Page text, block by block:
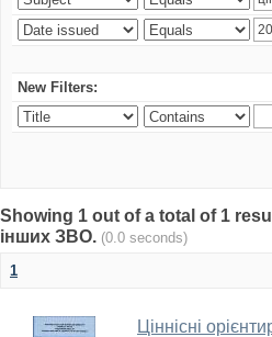
New Filters:
Showing 1 out of a total of 1
інших ЗВО. (0.0 seconds)
1
Ціннісні